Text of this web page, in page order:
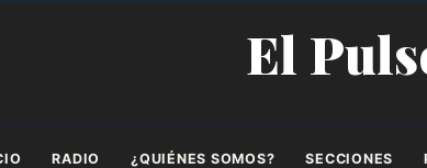
El
RADIO ¿QUIÉNES SOMOS? SECCIONES